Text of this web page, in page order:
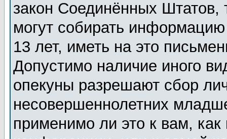
закон Соединённых Штатов,
могут собирать
13 лет, иметь на это
Допустимо наличие иного
опекуны разрешают сбор
несовершеннолетних
применимо ли это к вам,